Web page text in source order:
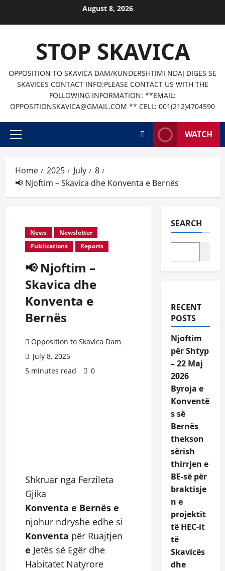
August 8, 2026
STOP SKAVICA
OPPOSITION TO SKAVICA DAM/KUNDERSHTIMI NDAJ DIGES SE
SKAVICES CONTACT INFO:PLEASE CONTACT US WITH THE
FOLLOWING INFORMATION: **EMAIL:
OPPOSITIONSKAVICA@GMAIL.COM ** CELL: 001(212)4704590
Primary
WATCH
Home 2025 July
8
📢 Njoftim – Skavica dhe Konventa e Bernës
News
Newsletter
Publications
Reports
📢 Njoftim –
Skavica dhe
Konventa e
Bernës
Opposition to Skavica Dam
July 8, 2025
5 minutes read
0
Shkruar nga Ferzileta
Gjika
Konventa e Bernës e
njohur ndryshe edhe si
Konventa për Ruajtjen
e Jetës së Egër dhe
Habitatet Natyrore
SEARCH
RECENT
POSTS
Njoftim
për Shtyp
– 22 Maj
2026
Byroja e
Konventë
s së
Bernës
thekson
sërish
thirrjen e
BE-së për
braktisje
n e
projektit
të HEC-it
të
Skavicës
dhe